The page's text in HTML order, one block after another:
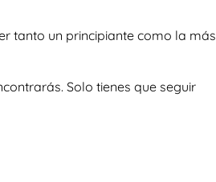
tanto un principiante como la más
Solo tienes que seguir